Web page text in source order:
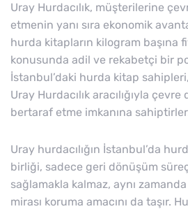
Uray Hurdacılık, müşterilerine
etmenin yanı sıra ekonomik
hurda kitapların kilogram başına
konusunda adil ve rekabetçi bir
İstanbul’daki hurda kitap
Uray Hurdacılık aracılığıyla
bertaraf etme imkanına
Uray hurdacılığın İstanbul’da
birliği, sadece geri dönüşüm
sağlamakla kalmaz, aynı
mirası koruma amacını da taşır.